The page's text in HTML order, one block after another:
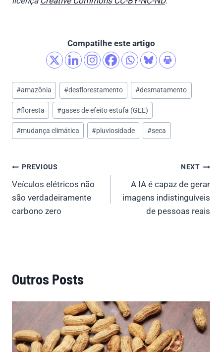
Compatilhe este artigo
Post
Tags:
#amazônia #desflorestamento #desmatamento
#floresta #gases de efeito estufa (GEE)
#mudança climática #pluviosidade #seca
Post
navigation
PREVIOUS
Veículos elétricos não
são verdadeiramente
carbono zero
NEXT
A IA é capaz de gerar
imagens indistinguíveis
de pessoas reais
Outros Posts